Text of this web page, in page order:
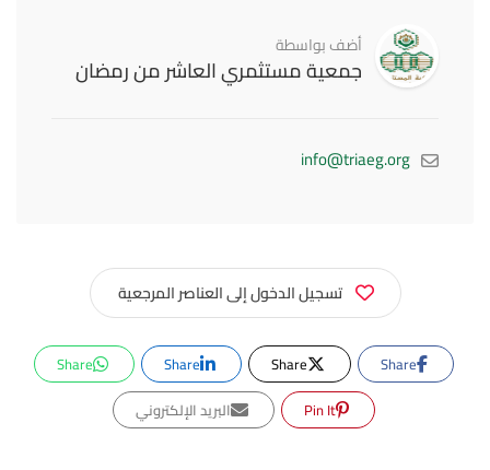
أضف بواسطة
جمعية مستثمري العاشر من رمضان
info@triaeg.org
تسجيل الدخول إلى العناصر المرجعية
Share
Share
Share
Share
Pin It
البريد الإلكتروني